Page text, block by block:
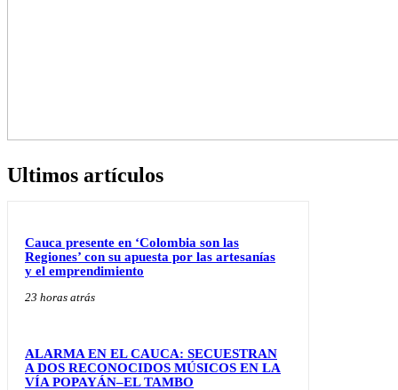
Ultimos artículos
Cauca presente en ‘Colombia son las
Regiones’ con su apuesta por las artesanías
y el emprendimiento
23 horas atrás
ALARMA EN EL CAUCA: SECUESTRAN
A DOS RECONOCIDOS MÚSICOS EN LA
VÍA POPAYÁN–EL TAMBO